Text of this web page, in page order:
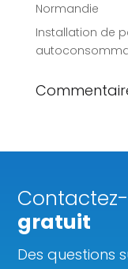
Normandie
Installation de
gratuit
Des questions